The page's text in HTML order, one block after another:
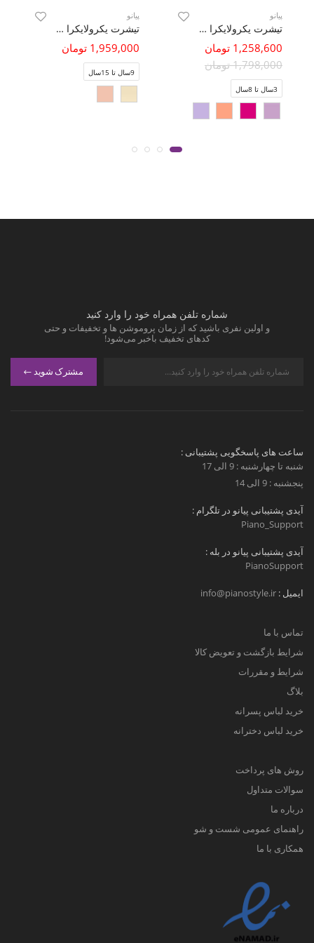
پیانو
تیشرت یکرولایکرا (ست با کد 10651)
1,258,600 تومان
1,798,000 تومان
3سال تا 8سال
پیانو
تیشرت یکرولایکرا آستین کیمونو تمام چاپ
1,959,000 تومان
9سال تا 15سال
شماره تلفن همراه خود را وارد کنید
و اولین نفری باشید که از زمان پروموشن ها و تخفیفات و حتی
کدهای تخفیف باخبر می‌شود!
مشترک شوید
ساعت های پاسخگویی پشتیبانی :
شنبه تا چهارشنبه : 9 الی 17
پنجشنبه : 9 الی 14
آیدی پشتیبانی پیانو در تلگرام :
Piano_Support
آیدی پشتیبانی پیانو در بله :
PianoSupport
ایمیل : info@pianostyle.ir
تماس با ما
شرایط بازگشت و تعویض کالا
شرایط و مقررات
بلاگ
خرید لباس پسرانه
خرید لباس دخترانه
روش های پرداخت
سوالات متداول
درباره ما
راهنمای عمومی شست و شو
همکاری با ما